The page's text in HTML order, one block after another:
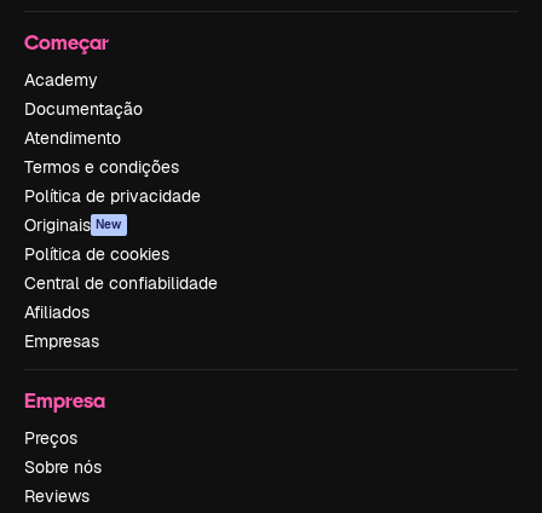
Começar
Academy
Documentação
Atendimento
Termos e condições
Política de privacidade
Originais New
Política de cookies
Central de confiabilidade
Afiliados
Empresas
Empresa
Preços
Sobre nós
Reviews